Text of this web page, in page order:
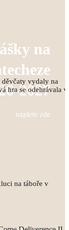
na
2027
najdete zde
vydaly na
hra se odehrávala
na táboře v